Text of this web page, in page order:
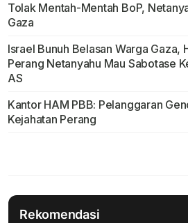
Tolak Mentah-Mentah BoP,
Gaza
Israel Bunuh Belasan Warga Gaza,
Perang Netanyahu Mau Sabotase
AS
Kantor HAM PBB: Pelanggaran
Kejahatan Perang
Rekomendasi